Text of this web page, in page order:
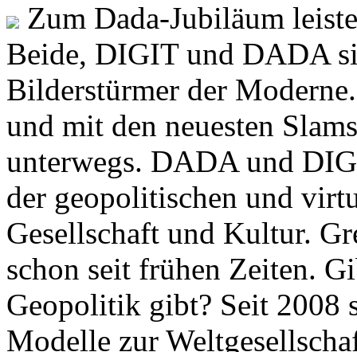
Zum Dada-Jubiläum
Beide, DIGIT und DADA
Bilderstürmer der
und mit den neuesten
unterwegs. DADA und
der geopolitischen und
Gesellschaft und Kultur.
schon seit frühen Zeiten.
Geopolitik gibt? Seit 2008
Modelle zur